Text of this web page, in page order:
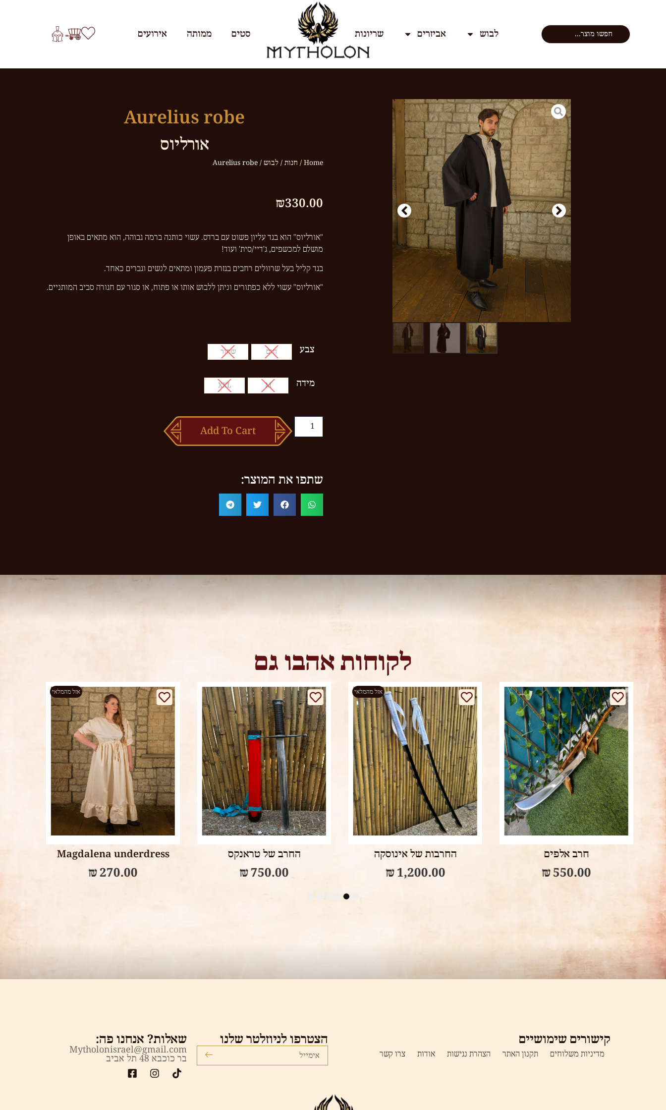
לבוש אביזרים שריונות סטים ממותה אירועים
Aurelius robe
אורליוס
Home
/ חנות / לבוש / Aurelius robe
₪330.00
"אורליוס" הוא בגד עליון פשוט עם ברדס. עשוי כותנה ברמה גבוהה, הוא מתאים באופן
מושלם למכשפים, ג'דיי/סית' ועוד!
בגד קליל בעל שרוולים רחבים בגזרת פעמון ומתאים לנשים וגברים כאחד.
"אורליוס" עשוי ללא כפתורים וניתן ללבוש אותו או פתוח, או סגור עם חגורה סביב המותניים.
צבע חום שחור
מידה M
XXL
Add To Cart
שתפו את המוצר:
לקוחות אהבו גם
אזל מהמלאי
Read more
החרבות של אינוסקה
₪1,200.00
Add to cart
החרב של טראנקס
₪ 750.00
אזל מהמלאי
Select options
Magdalena underdress
₪270.00
אזל מהמלאי
Select options
Aurelius robe
₪330.00
קישורים שימושיים
מדיניות משלוחים תקנון האתר הצהרת נגישות אודות צרו קשר
הצטרפו לניוזלטר שלנו שאלות? אנחנו פה:
Mytholonisrael@gmail.com
בר כוכבא 48 תל אביב